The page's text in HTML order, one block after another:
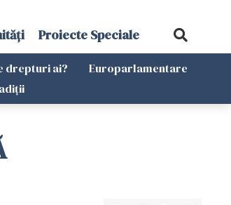
Proiecte Speciale
drepturi ai?
Europarlamentare